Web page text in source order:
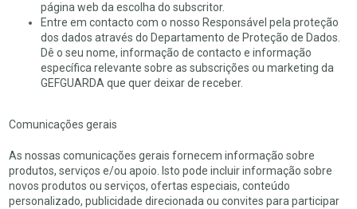
página web da escolha do subscritor.
Entre em contacto com o nosso Responsável pela proteção
dos dados através do Departamento de Proteção de Dados.
Dê o seu nome, informação de contacto e informação
específica relevante sobre as subscrições ou marketing da
GEFGUARDA que quer deixar de receber.
Comunicações gerais
As nossas comunicações gerais fornecem informação sobre
produtos, serviços e/ou apoio. Isto pode incluir informação sobre
novos produtos ou serviços, ofertas especiais, conteúdo
personalizado, publicidade direcionada ou convites para participar